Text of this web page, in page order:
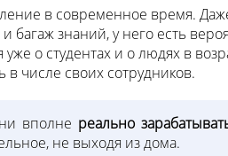
в современное время.
знаний, у него есть
о студентах и о людях в
в числе своих сотрудников.
вполне реально
не выходя из дома.